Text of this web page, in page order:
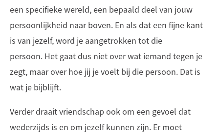
een specifieke wereld, een bepaald deel van jouw
persoonlijkheid naar boven. En als dat een fijne kant
is van jezelf, word je aangetrokken tot die
persoon. Het gaat dus niet over wat iemand tegen je
zegt, maar over hoe jij je voelt bij die persoon. Dat is
wat je bijblijft.
Verder draait vriendschap ook om een gevoel dat
wederzijds is en om jezelf kunnen zijn. Er moet